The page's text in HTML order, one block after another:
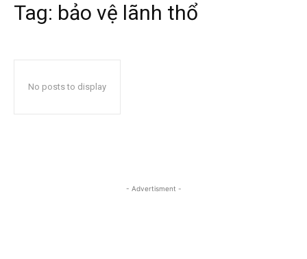
Tag: bảo vệ lãnh thổ
No posts to display
- Advertisment -